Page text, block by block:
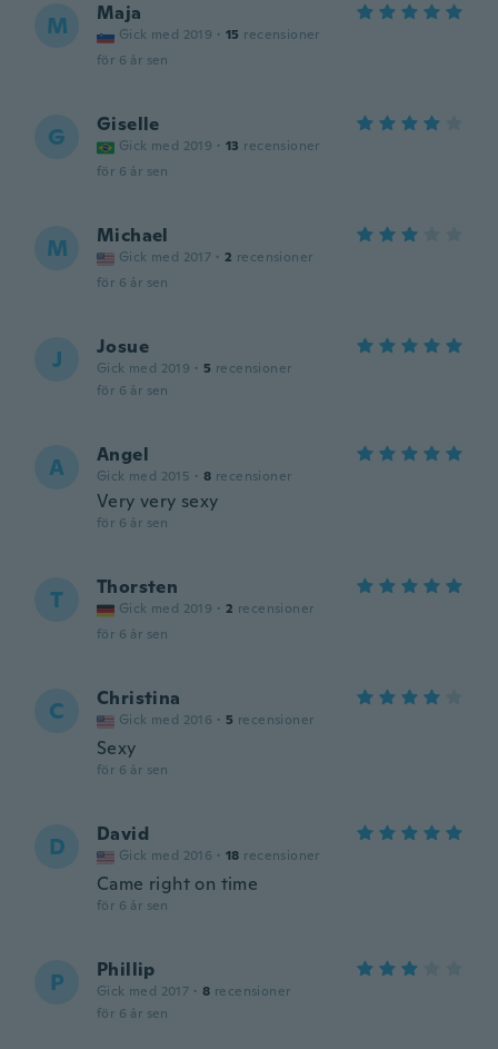
M Maja
Gick med 2019 · 15 recensioner
för 6 år sen
G Giselle
Gick med 2019 · 13 recensioner
för 6 år sen
M Michael
Gick med 2017 · 2 recensioner
för 6 år sen
J Josue
Gick med 2019 · 5 recensioner
för 6 år sen
A Angel
Gick med 2015 · 8 recensioner
Very very sexy
för 6 år sen
T Thorsten
Gick med 2019 · 2 recensioner
för 6 år sen
C Christina
Gick med 2016 · 5 recensioner
Sexy
för 6 år sen
D David
Gick med 2016 · 18 recensioner
Came right on time
för 6 år sen
P Phillip
Gick med 2017 · 8 recensioner
för 6 år sen